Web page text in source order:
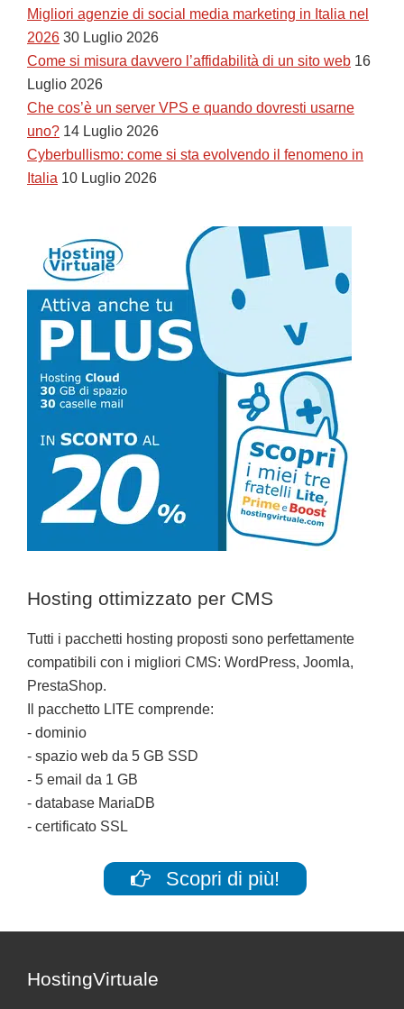
Migliori agenzie di social media marketing in Italia nel
2026 30 Luglio 2026
Come si misura davvero l’affidabilità di un sito web 16
Luglio 2026
Che cos’è un server VPS e quando dovresti usarne
uno? 14 Luglio 2026
Cyberbullismo: come si sta evolvendo il fenomeno in
Italia 10 Luglio 2026
Hosting ottimizzato per CMS
Tutti i pacchetti hosting proposti sono perfettamente
compatibili con i migliori CMS: WordPress, Joomla,
PrestaShop.
Il pacchetto LITE comprende:
- dominio
- spazio web da 5 GB SSD
- 5 email da 1 GB
- database MariaDB
- certificato SSL
Scopri di più!
Footer
HostingVirtuale